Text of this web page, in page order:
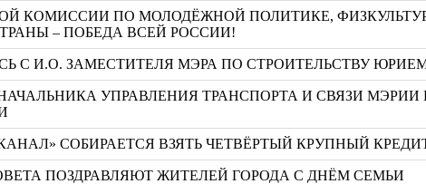
КОМИССИИ ПО МОЛОДЁЖНОЙ ПОЛИТИКЕ,
– ПОБЕДА ВСЕЙ РОССИИ!
С И.О. ЗАМЕСТИТЕЛЯ МЭРА ПО СТРОИТЕЛЬСТВУ
УПРАВЛЕНИЯ ТРАНСПОРТА И СВЯЗИ
СОБИРАЕТСЯ ВЗЯТЬ ЧЕТВЁРТЫЙ КРУПНЫЙ
ПОЗДРАВЛЯЮТ ЖИТЕЛЕЙ ГОРОДА С ДНЁМ СЕМЬИ